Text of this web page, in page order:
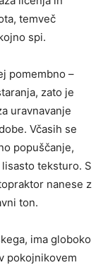
temveč
spi.
pomembno –
zato je
uravnavanje
Včasih se
popuščanje,
teksturo. S
nanese z
ton.
ima globoko
pokojnikovem